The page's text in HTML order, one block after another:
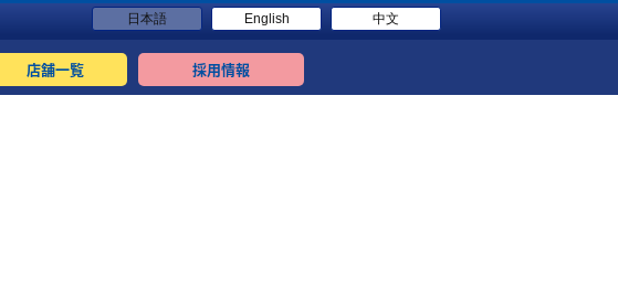
日本語 English 中文
店舗一覧 採用情報